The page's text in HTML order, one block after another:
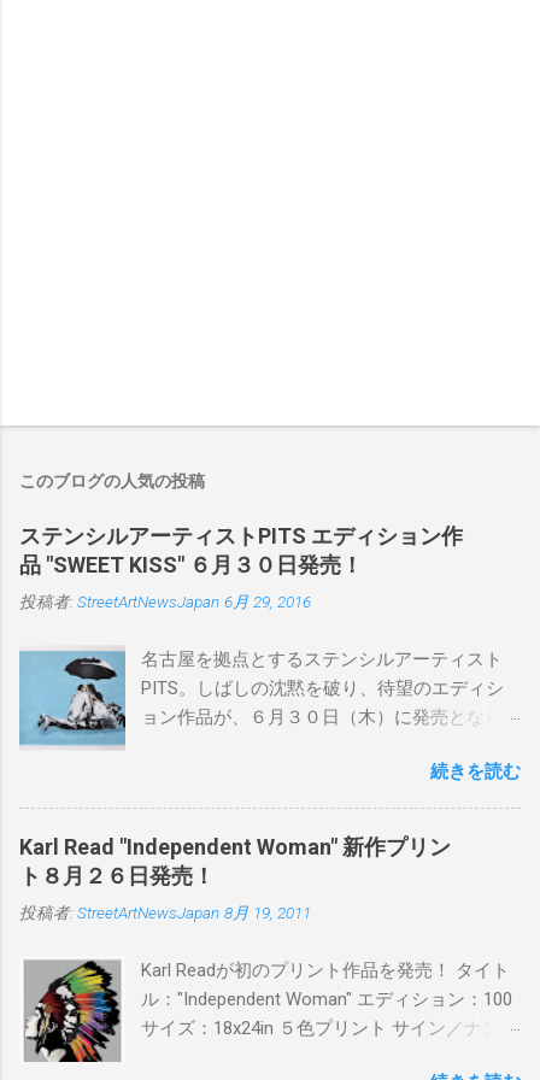
このブログの人気の投稿
ステンシルアーティストPITS エディション作
品 "SWEET KISS" ６月３０日発売！
投稿者: StreetArtNewsJapan 6月 29, 2016
名古屋を拠点とするステンシルアーティスト
PITS。しばしの沈黙を破り、待望のエディシ
ョン作品が、６月３０日（木）に発売となり
品に落とし込むスタイルは今作でも健在。(
PITSの過去記事はこちらから ) 発売日：6月30
日(木)19時 タイトル：SWEET KISS カラー：
BLUE/MINT GREEN/PINK/YELLOW エディショ
ン：各色５ サイズ：800mm × 550mm 価格：
¥16,000(¥17,280) 購入は、 こちら から
続きを読む
Karl Read "Independent Woman" 新作プリン
ト８月２６日発売！
投稿者: StreetArtNewsJapan 8月 19, 2011
Karl Readが初のプリント作品を発売！ タイト
ル："Independent Woman" エディション：100
サイズ：18x24in ５色プリント サイン／ナンバ